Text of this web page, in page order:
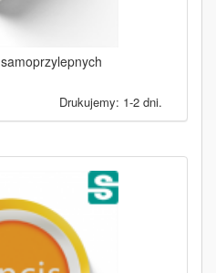
Drukujemy: 1-2 dni.